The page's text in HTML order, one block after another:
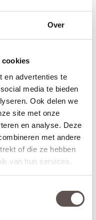
Over
cookies
en advertenties te
media te bieden
Ook delen we
site met onze
en analyse. Deze
met andere
of die ze hebben
van hun services.
uit:
zijden)
voor een snelle